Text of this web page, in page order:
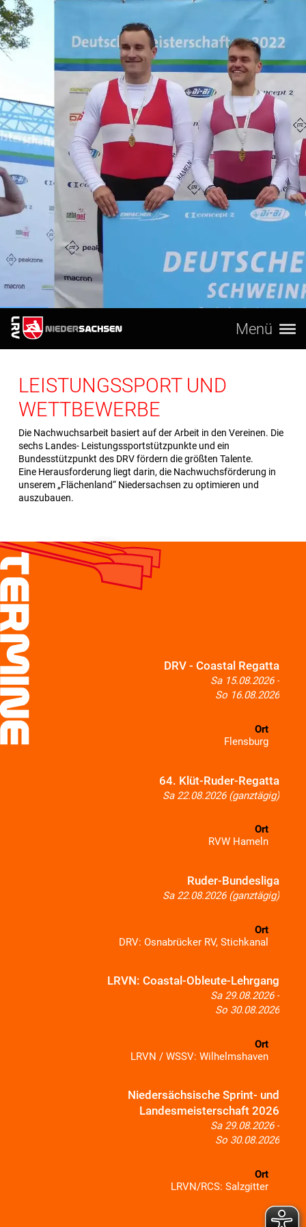
Menü
LEISTUNGSSPORT UND
WETTBEWERBE
Die Nachwuchsarbeit basiert auf der Arbeit in den Vereinen. Die
sechs Landes- Leistungssportstützpunkte und ein
Bundesstützpunkt des DRV fördern die größten Talente.
Eine Herausforderung liegt darin, die Nachwuchsförderung in
unserem „Flächenland“ Niedersachsen zu optimieren und
auszubauen.
DRV - Coastal Regatta
Sa 15.08.2026 -
So 16.08.2026
Ort
Flensburg
64. Klüt-Ruder-Regatta
Sa 22.08.2026 (ganztägig)
Ort
RVW Hameln
Ruder-Bundesliga
Sa 22.08.2026 (ganztägig)
Ort
DRV: Osnabrücker RV, Stichkanal
LRVN: Coastal-Obleute-Lehrgang
Sa 29.08.2026 -
So 30.08.2026
Ort
LRVN / WSSV: Wilhelmshaven
Niedersächsische Sprint- und
Landesmeisterschaft 2026
Sa 29.08.2026 -
So 30.08.2026
Ort
LRVN/RCS: Salzgitter